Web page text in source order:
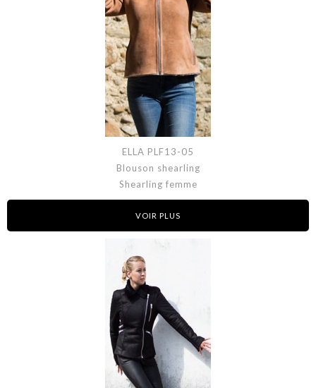
ELLA PLF13-05
Blouson shearling
Shearling femme
VOIR PLUS